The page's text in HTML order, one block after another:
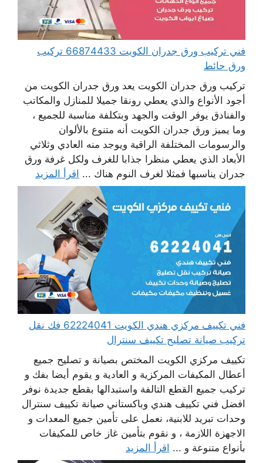
فني تركيب ورق جدران الكويت 66874433 تركيب
ورق حائط
تركيب ورق جدران الكويت يعد ورق جدران الكويت من
أجود الأنواع والذي يعطي رونقا جميلا للمنازل والمكاتب
والفنادق يوفر الوقت والجهد وبتكلفة مناسبة للجميع ،
وما يميز ورق جدران الكويت أنه متنوع بالألوان
والرسومات المختلفة الراقية ويوجد منه العادي وثلاثي
الأبعاد الذي يعطي منظرا جذابا للغرف ولكل غرفة ورق
جدران يناسبها فمثلا لغرف النوم هناك ... اقرأ المزيد
فني تكييف مركزي هندي الكويت 62224041 فك نقل
تركيب صيانة تصليح تكييف سنترال
تكييف مركزي الكويت المختص بصيانة و تصليح جميع
أعطال المكيفات المركزية و العادية و يقوم أيضا بفك و
تركيب جميع القطع التالفة واستبدالها بقطع جديدة نوفر
افضل فني تكييف هندي وباكستاني صيانة تكييف سنترال
وحدات تبريد للابنية، نعمل على تأمين جميع المعدات و
الاجهزة اللازمة ، و نقوم بتأمين غاز خاص للمكيفات
بأنواع متنوعة و ... اقرأ المزيد